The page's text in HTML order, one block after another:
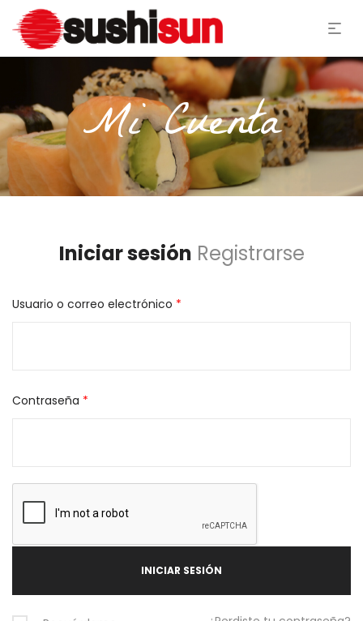
Mi Cuenta
Iniciar sesión Registrarse
Usuario o correo electrónico *
Contraseña *